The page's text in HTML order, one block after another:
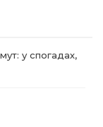
у спогадах,